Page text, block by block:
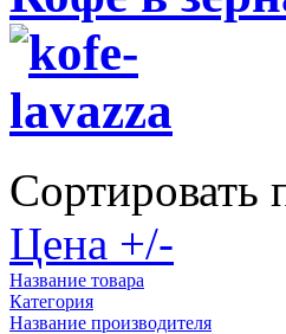
Сортировать
Цена +/-
Название товара
Категория
Название производителя